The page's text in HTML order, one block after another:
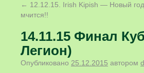
← 12.12.15. Irish Kipish — Новый
мчится!!
14.11.15 Финал
Легион)
Опубликовано 25.12.2015 автором